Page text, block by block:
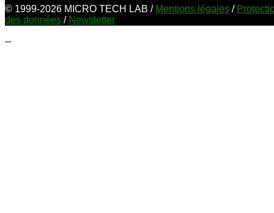
© 1999-2026 MICRO TECH LAB / Mentions légales /
des données / Newsletter
--